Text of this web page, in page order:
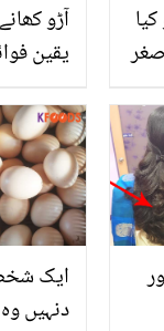
یقین
شروع
ایک
دنہیں